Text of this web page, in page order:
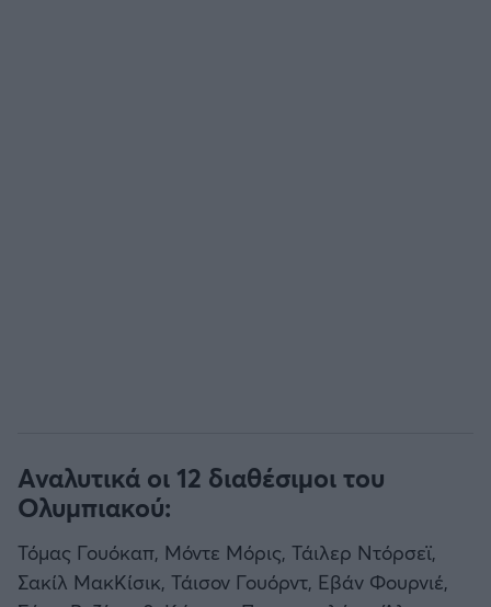
Αναλυτικά οι 12 διαθέσιμοι του
Ολυμπιακού:
Τόμας Γουόκαπ, Μόντε Μόρις, Τάιλερ Ντόρσεϊ,
Σακίλ ΜακΚίσικ, Τάισον Γουόρντ, Εβάν Φουρνιέ,